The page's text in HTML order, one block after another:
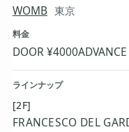
WOMB 東京
料金
DOOR ¥4000
ラインナップ
[2F]
FRANCESCO DEL